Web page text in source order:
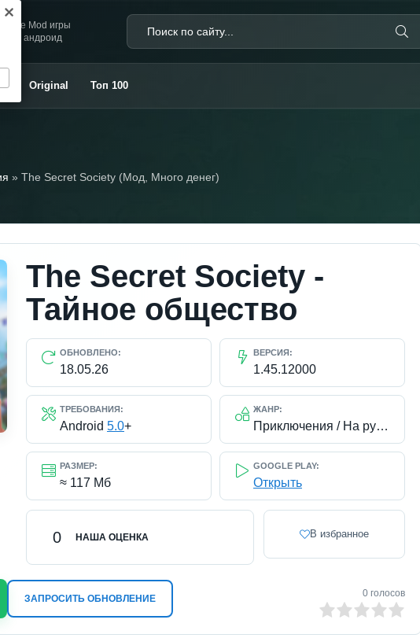
Mod игры
для андроид
Original Топ 100
» The Secret Society (Мод, Много денег)
The Secret Society -
Тайное общество
ОБНОВЛЕНО:
18.05.26
ВЕРСИЯ:
1.45.12000
ТРЕБОВАНИЯ:
Android 5.0+
ЖАНР:
Приключения / На русском / Без интернета
РАЗМЕР:
≈ 117 Мб
GOOGLE PLAY:
Открыть
НАША ОЦЕНКА
0 В избранное
ЗАПРОСИТЬ ОБНОВЛЕНИЕ 0 голосов